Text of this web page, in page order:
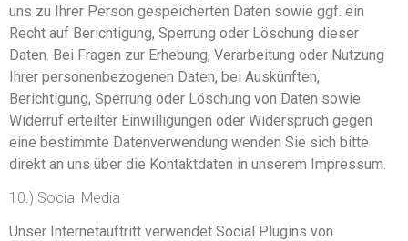
uns zu Ihrer Person gespeicherten Daten sowie ggf. ein
Recht auf Berichtigung, Sperrung oder Löschung dieser
Daten. Bei Fragen zur Erhebung, Verarbeitung oder Nutzung
Ihrer personenbezogenen Daten, bei Auskünften,
Berichtigung, Sperrung oder Löschung von Daten sowie
Widerruf erteilter Einwilligungen oder Widerspruch gegen
eine bestimmte Datenverwendung wenden Sie sich bitte
direkt an uns über die Kontaktdaten in unserem Impressum.
10.) Social Media
Unser Internetauftritt verwendet Social Plugins von